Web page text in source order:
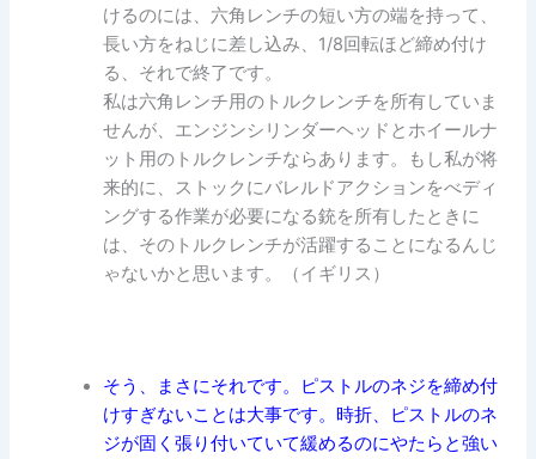
けるのには、六角レンチの短い方の端を持って、
長い方をねじに差し込み、1/8回転ほど締め付け
る、それで終了です。
私は六角レンチ用のトルクレンチを所有していま
せんが、エンジンシリンダーヘッドとホイールナ
ット用のトルクレンチならあります。もし私が将
来的に、ストックにバレルドアクションをべディ
ングする作業が必要になる銃を所有したときに
は、そのトルクレンチが活躍することになるんじ
ゃないかと思います。（イギリス）
そう、まさにそれです。ピストルのネジを締め付
けすぎないことは大事です。時折、ピストルのネ
ジが固く張り付いていて緩めるのにやたらと強い